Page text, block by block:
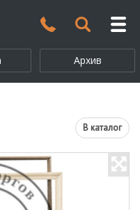
Архив
В каталог